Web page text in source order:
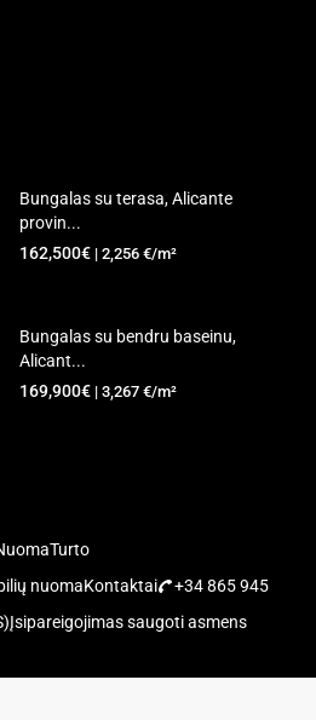
Bungalas su terasa, Alicante
provin...
162,500€ | 2,256 €/m²
Bungalas su bendru baseinu,
Alicant...
169,900€ | 3,267 €/m²
Turto
nuomaKontaktai
+34 865 945
Įsipareigojimas saugoti asmens